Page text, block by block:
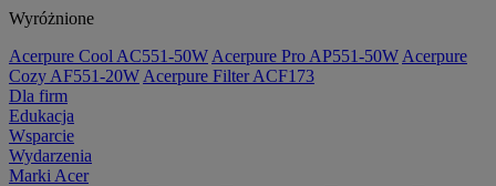
Wyróżnione
Acerpure Cool AC551-50W Acerpure Pro AP551-50W Acerpure
Cozy AF551-20W Acerpure Filter ACF173
Dla firm
Edukacja
Wsparcie
Wydarzenia
Marki Acer